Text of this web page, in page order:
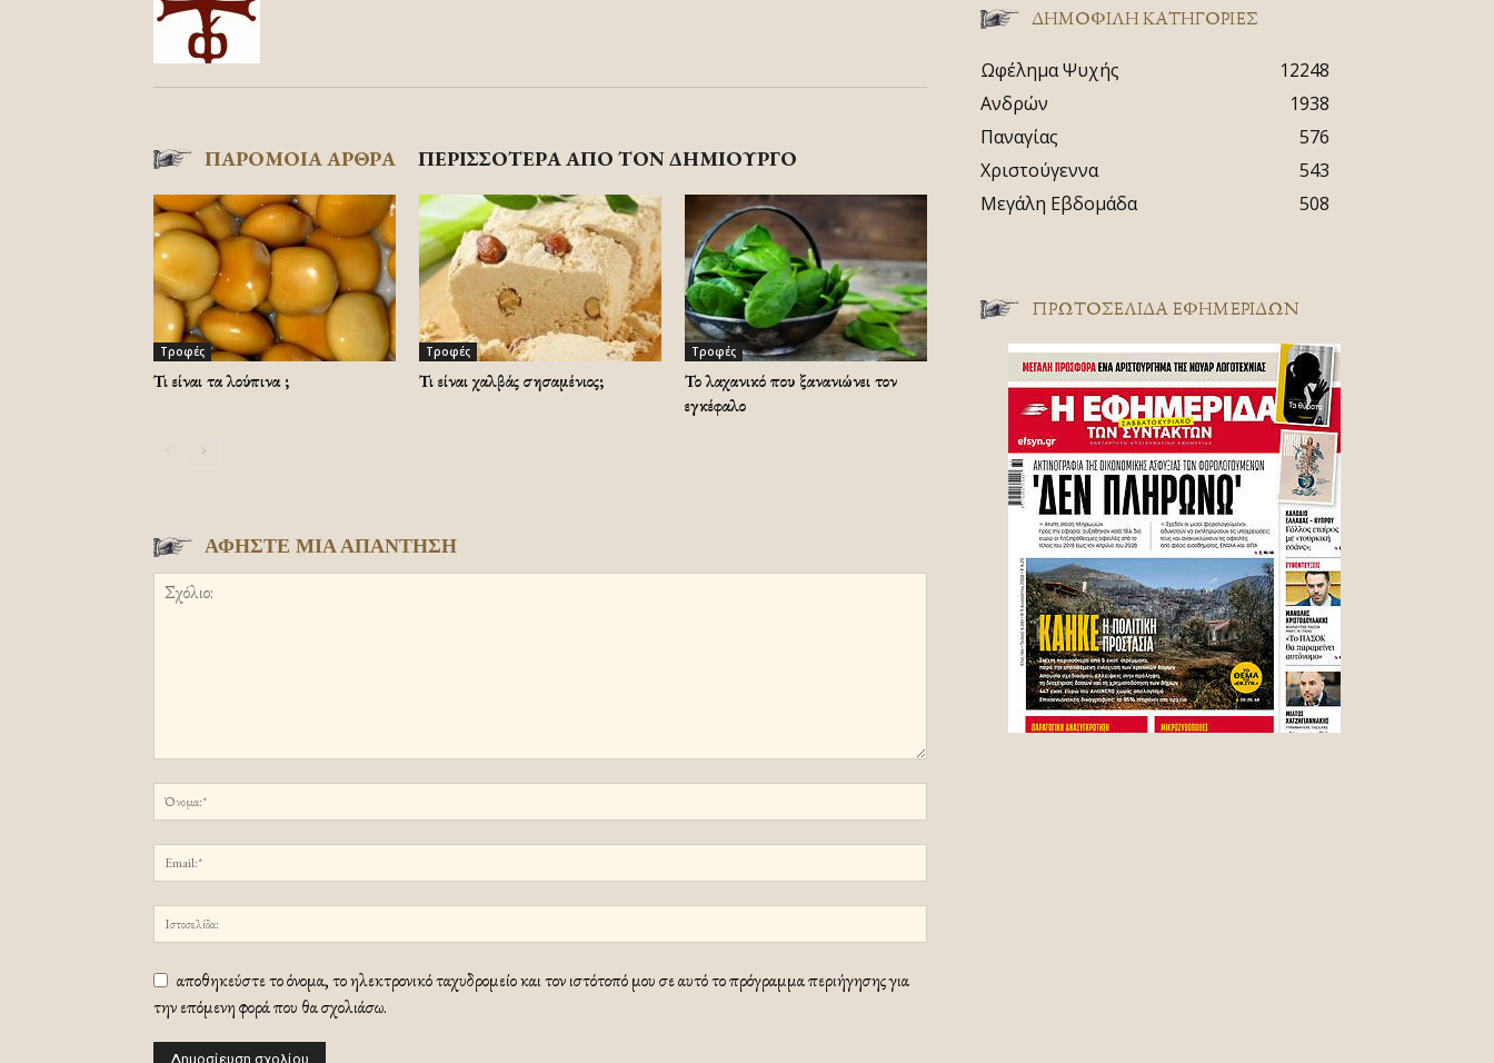
ΠΑΡΟΜΟΙΑ ΑΡΘΡΑ ΠΕΡΙΣΣΟΤΕΡΑ ΑΠΟ ΤΟΝ ΔΗΜΙΟΥΡΓΟ
Τροφές
Τι είναι τα λούπινα ;
Τροφές
Τι είναι χαλβάς σησαμένιος;
Τροφές
Το λαχανικό που ξανανιώνει τον
εγκέφαλο
ΑΦΗΣΤΕ ΜΙΑ ΑΠΑΝΤΗΣΗ
αποθηκεύστε το όνομα, το ηλεκτρονικό ταχυδρομείο και τον ιστότοπό μου σε αυτό το πρόγραμμα περιήγησης για
την επόμενη φορά που θα σχολιάσω.
ΔΗΜΟΦΙΛΗ ΚΑΤΗΓΟΡΙΕΣ
Ωφέλημα Ψυχής
12248
Ανδρών
1938
Παναγίας
576
Χριστούγεννα
543
Μεγάλη Εβδομάδα
508
ΠΡΩΤΟΣΈΛΙΔΑ ΕΦΗΜΕΡΊΔΩΝ